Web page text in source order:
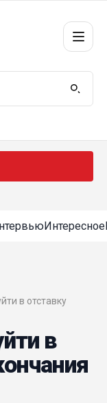
Интересное
в отставку
в